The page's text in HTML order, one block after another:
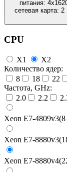
питания:
сетевая карта: 2
CPU
X1
X2
Количество ядер:
8
18 22
Частота, GHz:
2.0
2.2
Xeon E7-
Xeon E7-
Xeon E7-